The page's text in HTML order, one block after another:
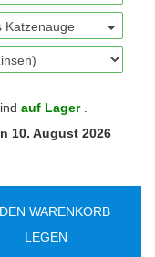
Katzenauge
auf Lager.
10. August 2026
WARENKORB
LEGEN